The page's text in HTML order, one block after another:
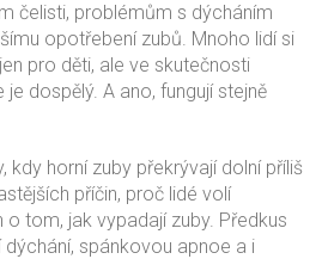
čelisti, problémům s dýcháním
opotřebení zubů. Mnoho lidí si
pro děti, ale ve skutečnosti
dospělý. A ano, fungují stejně
kdy horní zuby překrývají dolní příliš
příčin, proč lidé volí
o tom, jak vypadají zuby. Předkus
spánkovou apnoe a i